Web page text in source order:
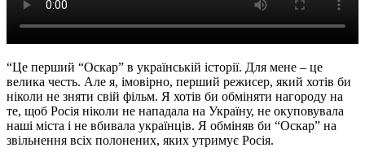
“Це перший “Оскар” в українській історії. Для мене ‒ це
велика честь. Але я, імовірно, перший режисер, який хотів би
ніколи не зняти свій фільм. Я хотів би обміняти нагороду на
те, щоб Росія ніколи не нападала на Україну, не окуповувала
наші міста і не вбивала українців. Я обміняв би “Оскар” на
звільнення всіх полонених, яких утримує Росія.